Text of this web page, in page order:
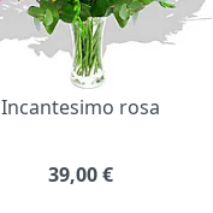
Incantesimo rosa
39,00€